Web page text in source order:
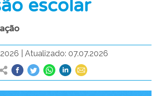
escolar
Atualizado: 07.07.2026